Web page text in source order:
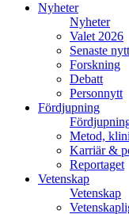
Nyheter
Nyheter
Valet 2026
Senaste nytt
Forskning
Debatt
Personnytt
Fördjupning
Metod,
Karriär &
Reportaget
Vetenskap
Vetenskap